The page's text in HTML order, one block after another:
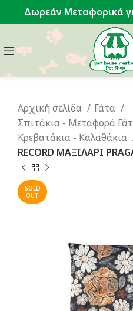
Δωρεάν Μεταφορικά
Αρχική σελίδα
Γάτα
Σπιτάκια - Μεταφορά
Κρεβατάκια - Καλαθάκια
RECORD ΜΑΞΙΛΑΡΙ
SOLD
OUT